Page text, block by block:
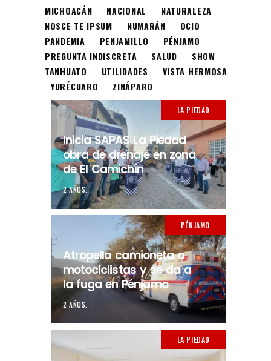
MICHOACÁN
NACIONAL
NATURALEZA
NOSCE TE IPSUM
NUMARÁN
OCIO
PANDEMIA
PENJAMILLO
PÉNJAMO
PREGUNTA INDISCRETA
SALUD
SHOW
TANHUATO
UTILIDADES
VISTA HERMOSA
YURÉCUARO
ZINÁPARO
LA PIEDAD
Inicia SAPAS La Piedad
obra de drenaje en zona
de El Camichín
2 AÑOS.
PÉNJAMO
Atropella camioneta a
motociclistas y se da a
la fuga en Pénjamo
2 AÑOS.
LA PIEDAD